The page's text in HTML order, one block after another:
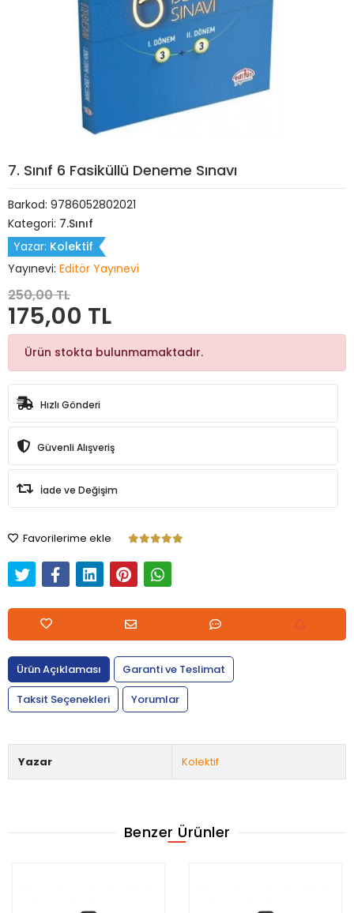
7. Sınıf 6 Fasiküllü Deneme Sınavı
Barkod: 9786052802021
Kategori: 7.Sınıf
Yazar: Kolektif
Yayınevi: Editör Yayınevi
250,00 TL
175,00 TL
Ürün stokta bulunmamaktadır.
Hızlı Gönderi
Güvenli Alışveriş
İade ve Değişim
Favorilerime ekle
Ürün Açıklaması
Garanti ve Teslimat
Taksit Seçenekleri
Yorumlar
Yazar Kolektif
Benzer Ürünler